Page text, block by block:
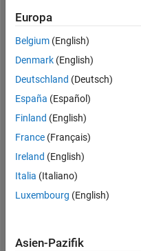
0
Following:
0
Follow
Abzeichen
Diego
Europa
Belgium (English)
Denmark (English)
Deutschland (Deutsch)
España (Español)
Finland (English)
France (Français)
Ireland (English)
Italia (Italiano)
Luxembourg (English)
Asien-Pazifik